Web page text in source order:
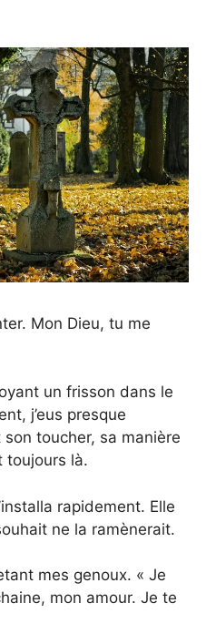
Mon Dieu, tu me
un frisson dans le
j’eus presque
son toucher, sa manière
toujours là.
rapidement. Elle
ne la ramènerait.
mes genoux. « Je
mon amour. Je te